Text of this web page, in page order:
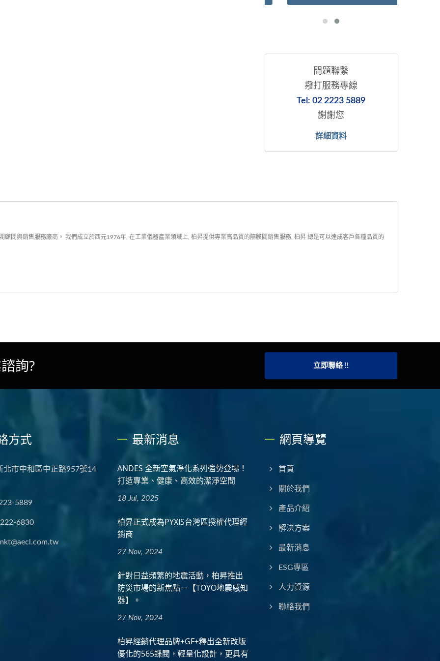
問題聯繫
撥打服務專線
Tel: 02 2223 5889
謝謝您
詳細資料
問與銷售服務廠商。 我們成立於西元1976年, 在工業儀器產業領域上, 柏昇提供專業高品質的隔膜閥銷售服務, 柏昇 總是可以達成客戶各種品質的
詢? 立即聯絡 !!
方式
北市中和區中正路957號14
5889
6830
最新消息
ANDES 全新空氣淨化系列強勢登場！
打造專業、健康、高效的潔淨空間
18 Jul, 2025
柏昇正式成為PYXIS台灣區授權代理經
銷商
27 Nov, 2024
針對日益頻繁的地震活動，柏昇推出
防災市場的新焦點－【TOYO地震感知
器】。
27 Nov, 2024
柏昇經銷代理品牌+GF+釋出全新改版
優化的565蝶閥，輕量化設計，更具有
網頁導覽
首頁
關於我們
產品介紹
解決方案
最新消息
ESG專區
人力資源
聯絡我們